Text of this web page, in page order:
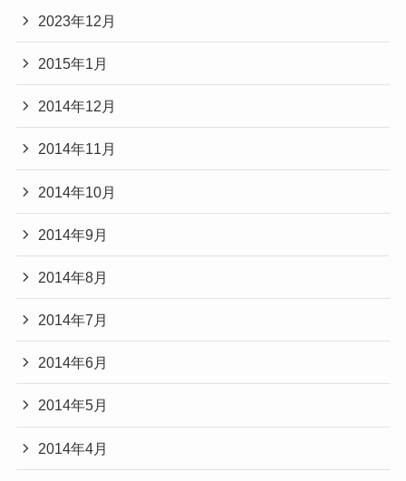
2023年12月
2015年1月
2014年12月
2014年11月
2014年10月
2014年9月
2014年8月
2014年7月
2014年6月
2014年5月
2014年4月